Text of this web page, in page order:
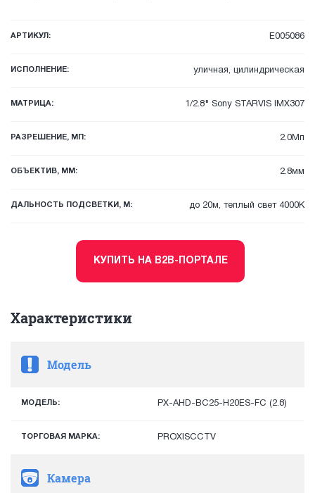
АРТИКУЛ: E005086
ИСПОЛНЕНИЕ: уличная, цилиндрическая
МАТРИЦА: 1/2.8" Sony STARVIS IMX307
РАЗРЕШЕНИЕ, МП: 2.0Мп
ОБЪЕКТИВ, ММ: 2.8мм
ДАЛЬНОСТЬ ПОДСВЕТКИ, М: до 20м, теплый свет 4000К
КУПИТЬ НА B2B-ПОРТАЛЕ
Характеристики
Модель
МОДЕЛЬ: PX-AHD-BC25-H20ES-FC (2.8)
ТОРГОВАЯ МАРКА: PROXISCCTV
Камера